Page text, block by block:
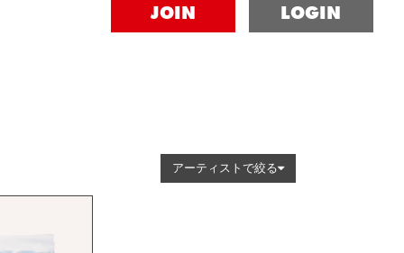
JOIN LOGIN
アーティストで絞る